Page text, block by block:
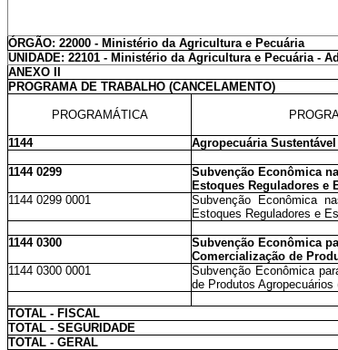
ÓRGÃO: 22000 - Ministério da Agricultura e Pecuária
UNIDADE: 22101 - Ministério da Agricultura e Pecuária -
ANEXO II
PROGRAMA DE TRABALHO (CANCELAMENTO)
PROGRAMÁTICA
1144 Agropecuária Sustentável
1144 0299
Subvenção Econômica
Estoques Reguladores e
1144 0299 0001
Subvenção Econômica
Estoques Reguladores e
1144 0300
Subvenção Econômica
Comercialização de
1144 0300 0001
Subvenção Econômica
de Produtos Agropecuários
TOTAL - FISCAL
TOTAL - SEGURIDADE
TOTAL - GERAL